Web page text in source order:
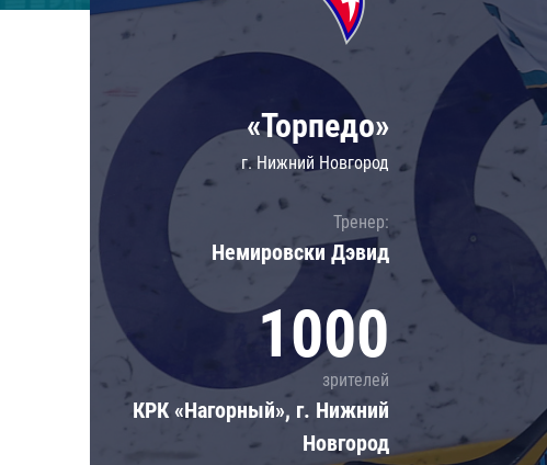
Локомотив
Северсталь
Шанхайские Драконы
«Торпедо»
г. Нижний Новгород
Тренер:
Немировски Дэвид
1000
зрителей
КРК «Нагорный», г. Нижний
Новгород